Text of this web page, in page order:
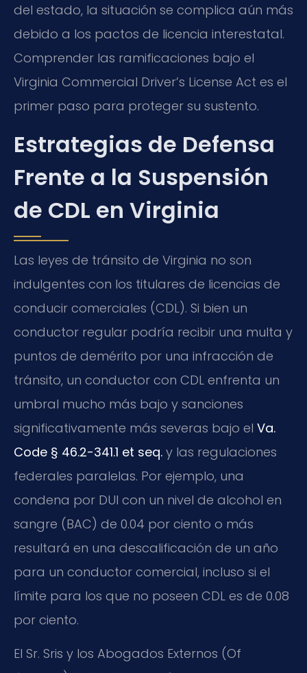
del estado, la situación se complica aún más
debido a los pactos de licencia interestatal.
Comprender las ramificaciones bajo el
Virginia Commercial Driver’s License Act es el
primer paso para proteger su sustento.
Estrategias de Defensa
Frente a la Suspensión
de CDL en Virginia
Las leyes de tránsito de Virginia no son
indulgentes con los titulares de licencias de
conducir comerciales (CDL). Si bien un
conductor regular podría recibir una multa y
puntos de demérito por una infracción de
tránsito, un conductor con CDL enfrenta un
umbral mucho más bajo y sanciones
significativamente más severas bajo el Va.
Code § 46.2-341.1 et seq. y las regulaciones
federales paralelas. Por ejemplo, una
condena por DUI con un nivel de alcohol en
sangre (BAC) de 0.04 por ciento o más
resultará en una descalificación de un año
para un conductor comercial, incluso si el
límite para los que no poseen CDL es de 0.08
por ciento.
El Sr. Sris y los Abogados Externos (Of